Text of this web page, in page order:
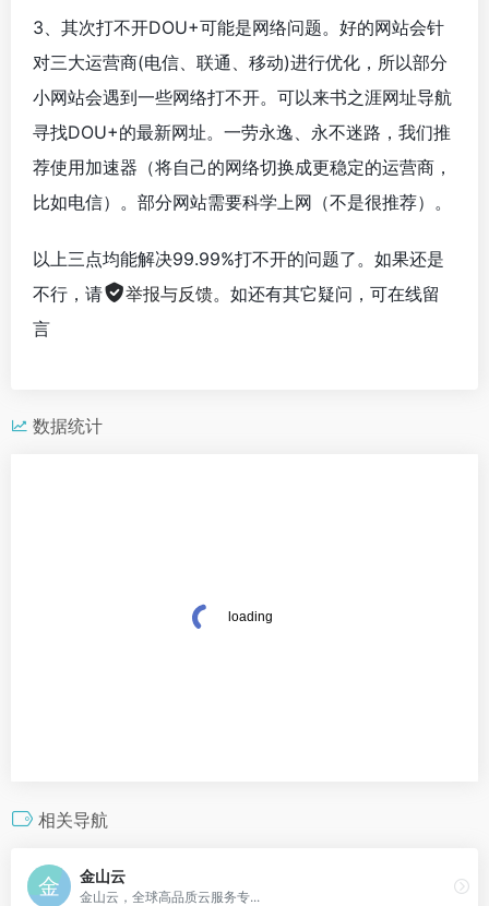
3、其次打不开DOU+可能是网络问题。好的网站会针
对三大运营商(电信、联通、移动)进行优化，所以部分
小网站会遇到一些网络打不开。可以来书之涯网址导航
寻找DOU+的最新网址。一劳永逸、永不迷路，我们推
荐使用加速器（将自己的网络切换成更稳定的运营商，
比如电信）。部分网站需要科学上网（不是很推荐）。
以上三点均能解决99.99%打不开的问题了。如果还是
不行，请
举报与反馈。如还有其它疑问，可在线留
言
数据统计
相关导航
金山云
金山云，全球高品质云服务专...